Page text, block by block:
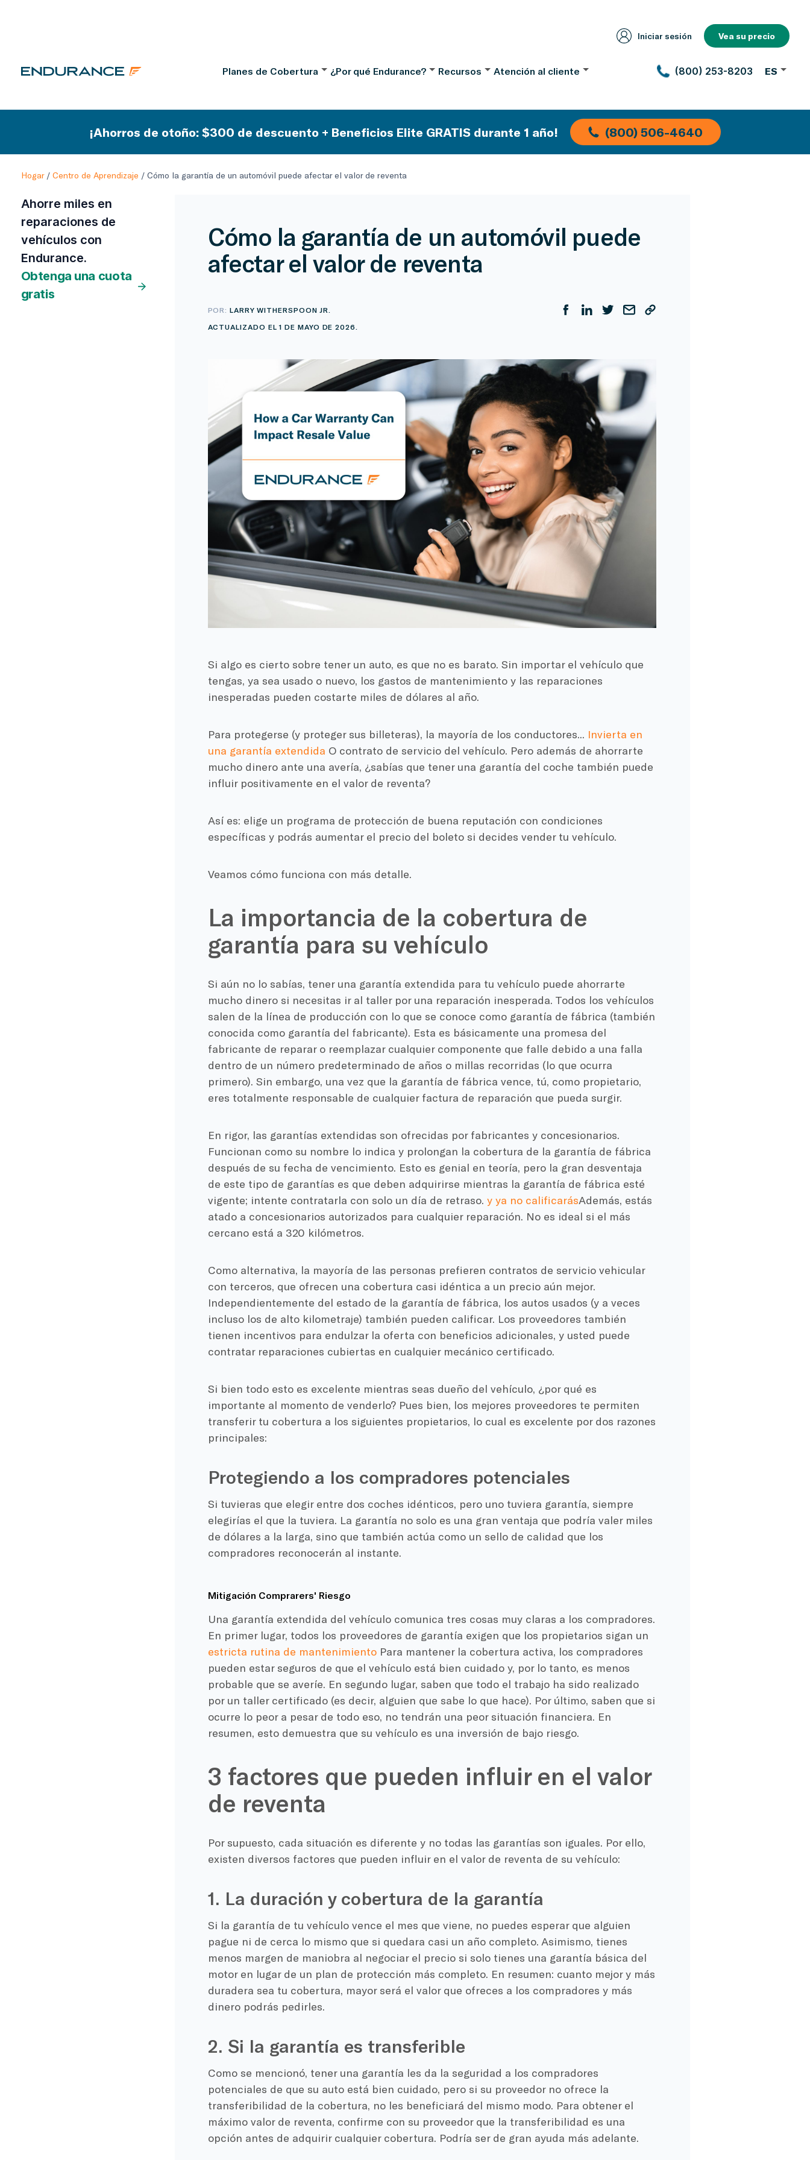
Iniciar sesión Vea su precio
Planes de Cobertura ¿Por qué Endurance? Recursos Atención al cliente (800) 253-8203 ES
¡Ahorros de otoño: $300 de descuento + Beneficios Elite GRATIS durante 1 año! (800) 506-4640
Hogar/ Centro de Aprendizaje / Cómo la garantía de un automóvil puede afectar el valor de reventa
Ahorre miles en
reparaciones de
vehículos con
Endurance.
Obtenga una cuota
gratis
Cómo la garantía de un automóvil puede
afectar el valor de reventa
POR:LARRY WITHERSPOON JR.
ACTUALIZADO EL 1 DE MAYO DE 2026.
Si algo es cierto sobre tener un auto, es que no es barato. Sin importar el vehículo que
tengas, ya sea usado o nuevo, los gastos de mantenimiento y las reparaciones
inesperadas pueden costarte miles de dólares al año.
Para protegerse (y proteger sus billeteras), la mayoría de los conductores... Invierta en
una garantía extendida O contrato de servicio del vehículo. Pero además de ahorrarte
mucho dinero ante una avería, ¿sabías que tener una garantía del coche también puede
influir positivamente en el valor de reventa?
Así es: elige un programa de protección de buena reputación con condiciones
específicas y podrás aumentar el precio del boleto si decides vender tu vehículo.
Veamos cómo funciona con más detalle.
La importancia de la cobertura de
garantía para su vehículo
Si aún no lo sabías, tener una garantía extendida para tu vehículo puede ahorrarte
mucho dinero si necesitas ir al taller por una reparación inesperada. Todos los vehículos
salen de la línea de producción con lo que se conoce como garantía de fábrica (también
conocida como garantía del fabricante). Esta es básicamente una promesa del
fabricante de reparar o reemplazar cualquier componente que falle debido a una falla
dentro de un número predeterminado de años o millas recorridas (lo que ocurra
primero). Sin embargo, una vez que la garantía de fábrica vence, tú, como propietario,
eres totalmente responsable de cualquier factura de reparación que pueda surgir.
En rigor, las garantías extendidas son ofrecidas por fabricantes y concesionarios.
Funcionan como su nombre lo indica y prolongan la cobertura de la garantía de fábrica
después de su fecha de vencimiento. Esto es genial en teoría, pero la gran desventaja
de este tipo de garantías es que deben adquirirse mientras la garantía de fábrica esté
vigente; intente contratarla con solo un día de retraso. y ya no calificarásAdemás, estás
atado a concesionarios autorizados para cualquier reparación. No es ideal si el más
cercano está a 320 kilómetros.
Como alternativa, la mayoría de las personas prefieren contratos de servicio vehicular
con terceros, que ofrecen una cobertura casi idéntica a un precio aún mejor.
Independientemente del estado de la garantía de fábrica, los autos usados (y a veces
incluso los de alto kilometraje) también pueden calificar. Los proveedores también
tienen incentivos para endulzar la oferta con beneficios adicionales, y usted puede
contratar reparaciones cubiertas en cualquier mecánico certificado.
Si bien todo esto es excelente mientras seas dueño del vehículo, ¿por qué es
importante al momento de venderlo? Pues bien, los mejores proveedores te permiten
transferir tu cobertura a los siguientes propietarios, lo cual es excelente por dos razones
principales:
Protegiendo a los compradores potenciales
Si tuvieras que elegir entre dos coches idénticos, pero uno tuviera garantía, siempre
elegirías el que la tuviera. La garantía no solo es una gran ventaja que podría valer miles
de dólares a la larga, sino que también actúa como un sello de calidad que los
compradores reconocerán al instante.
Mitigación Comprarers' Riesgo
Una garantía extendida del vehículo comunica tres cosas muy claras a los compradores.
En primer lugar, todos los proveedores de garantía exigen que los propietarios sigan un
estricta rutina de mantenimientoPara mantener la cobertura activa, los compradores
pueden estar seguros de que el vehículo está bien cuidado y, por lo tanto, es menos
probable que se averíe. En segundo lugar, saben que todo el trabajo ha sido realizado
por un taller certificado (es decir, alguien que sabe lo que hace). Por último, saben que si
ocurre lo peor a pesar de todo eso, no tendrán una peor situación financiera. En
resumen, esto demuestra que su vehículo es una inversión de bajo riesgo.
3 factores que pueden influir en el valor
de reventa
Por supuesto, cada situación es diferente y no todas las garantías son iguales. Por ello,
existen diversos factores que pueden influir en el valor de reventa de su vehículo:
1. La duración y cobertura de la garantía
Si la garantía de tu vehículo vence el mes que viene, no puedes esperar que alguien
pague ni de cerca lo mismo que si quedara casi un año completo. Asimismo, tienes
menos margen de maniobra al negociar el precio si solo tienes una garantía básica del
motor en lugar de un plan de protección más completo. En resumen: cuanto mejor y más
duradera sea tu cobertura, mayor será el valor que ofreces a los compradores y más
dinero podrás pedirles.
2. Si la garantía es transferible
Como se mencionó, tener una garantía les da la seguridad a los compradores
potenciales de que su auto está bien cuidado, pero si su proveedor no ofrece la
transferibilidad de la cobertura, no les beneficiará del mismo modo. Para obtener el
máximo valor de reventa, confirme con su proveedor que la transferibilidad es una
opción antes de adquirir cualquier cobertura. Podría ser de gran ayuda más adelante.